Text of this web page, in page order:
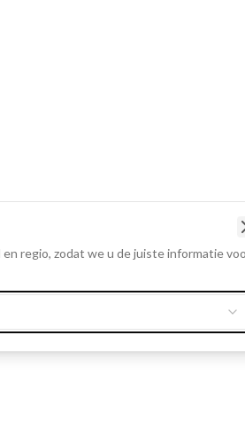
regio, zodat we u de juiste informatie